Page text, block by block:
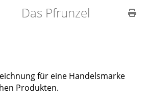
Das Pfrunzel
für eine Handelsmarke
Produkten.